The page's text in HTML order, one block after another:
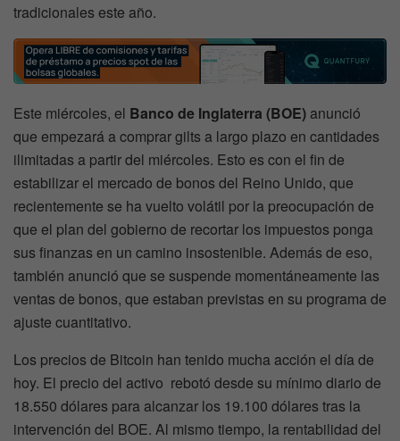
tradicionales este año.
Este miércoles, el Banco de Inglaterra (BOE) anunció
que empezará a comprar gilts a largo plazo en cantidades
ilimitadas a partir del miércoles. Esto es con el fin de
estabilizar el mercado de bonos del Reino Unido, que
recientemente se ha vuelto volátil por la preocupación de
que el plan del gobierno de recortar los impuestos ponga
sus finanzas en un camino insostenible. Además de eso,
también anunció que se suspende momentáneamente las
ventas de bonos, que estaban previstas en su programa de
ajuste cuantitativo.
Los precios de Bitcoin han tenido mucha acción el día de
hoy. El precio del activo rebotó desde su mínimo diario de
18.550 dólares para alcanzar los 19.100 dólares tras la
intervención del BOE. Al mismo tiempo, la rentabilidad del